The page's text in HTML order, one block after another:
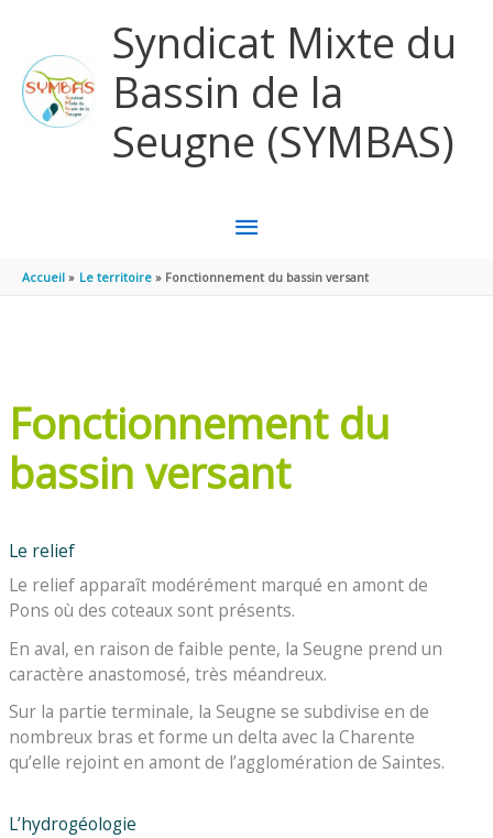
Syndicat Mixte du
Bassin de la
Seugne (SYMBAS)
MENU
PRINCIPAL
Accueil Le territoire Fonctionnement du bassin versant
Fonctionnement du
bassin versant
Le relief
Le relief apparaît modérément marqué en amont de
Pons où des coteaux sont présents.
En aval, en raison de faible pente, la Seugne prend un
caractère anastomosé, très méandreux.
Sur la partie terminale, la Seugne se subdivise en de
nombreux bras et forme un delta avec la Charente
qu’elle rejoint en amont de l’agglomération de Saintes.
L’hydrogéologie